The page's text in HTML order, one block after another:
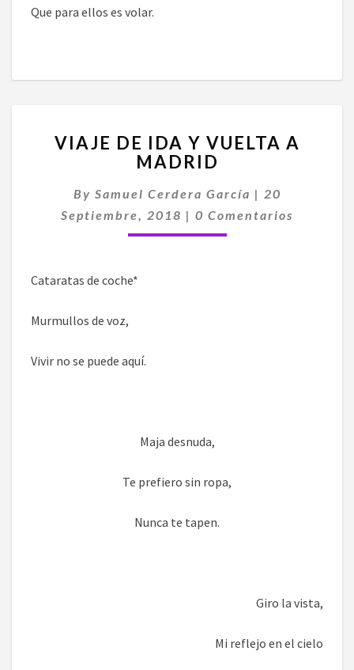
Que para ellos es volar.
DE
IDA
VUELTA
A
MADRID
VIAJE DE IDA Y VUELTA A
MADRID
By Samuel Cerdera García | 20
Septiembre, 2018 | Comentarios
0 Comentarios
Cataratas de coche*
Murmullos de voz,
Vivir no se puede aquí.
Maja desnuda,
Te prefiero sin ropa,
Nunca te tapen.
Giro la vista,
Mi reflejo en el cielo